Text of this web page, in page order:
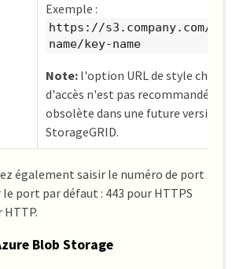
Exemple :
https://s3.company.com/
name/key-name
Note:l'option URL de style chemin
d'accès n'est pas recommandée et
obsolète dans une future version de
StorageGRID.
également saisir le numéro de port
port par défaut : 443 pour HTTPS
HTTP.
Blob Storage